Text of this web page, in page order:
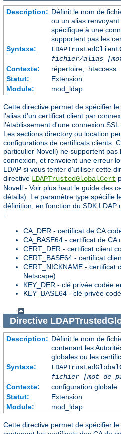
Description: Définit le nom de
ou un alias
spécifique à une
supportent pas les
Syntaxe:
fichier/alias
Contexte:
répertoire, .htaccess
Statut:
Extension
Module:
mod_ldap
Cette directive permet de spécifier
l'alias d'un certificat client par
l'établissement d'une connexion
Les sections directory ou location
configurations de certificats clients.
particulier Novell) ne supportent pas
connexion, et renvoient une erreur
LDAP si vous tenter d'utiliser cette
directive LDAPTrustedGlobalCert
Novell - Voir plus haut le guide des
détails). Le paramètre type spécifie
définition, en fonction du SDK LDAP
:
CA_DER - certificat de CA
CA_BASE64 - certificat de CA
CERT_DER - certificat client
CERT_BASE64 - certificat
CERT_NICKNAME - certificat
Netscape)
KEY_DER - clé privée codée
KEY_BASE64 - clé privée
Directive
Description: Définit le nom de
contenant les
globales ou les
Syntaxe:
fichier
[mot de
Contexte:
configuration globale
Statut:
Extension
Module:
mod_ldap
Cette directive permet de spécifier